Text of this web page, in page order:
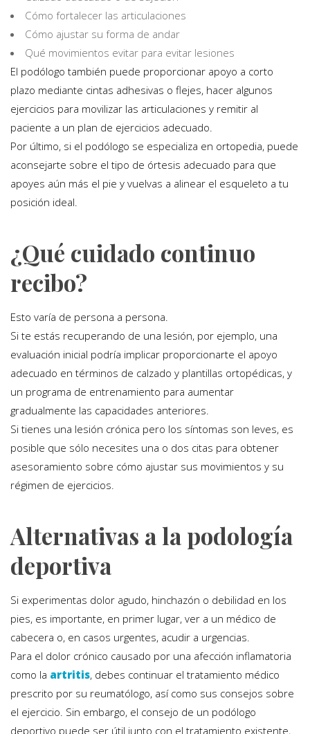
Cómo fortalecer las articulaciones
Cómo ajustar su forma de andar
Qué movimientos evitar para evitar lesiones
El podólogo también puede proporcionar apoyo a corto
plazo mediante cintas adhesivas o flejes, hacer algunos
ejercicios para movilizar las articulaciones y remitir al
paciente a un plan de ejercicios adecuado.
Por último, si el podólogo se especializa en ortopedia, puede
aconsejarte sobre el tipo de órtesis adecuado para que
apoyes aún más el pie y vuelvas a alinear el esqueleto a tu
posición ideal.
¿Qué cuidado continuo
recibo?
Esto varía de persona a persona.
Si te estás recuperando de una lesión, por ejemplo, una
evaluación inicial podría implicar proporcionarte el apoyo
adecuado en términos de calzado y plantillas ortopédicas, y
un programa de entrenamiento para aumentar
gradualmente las capacidades anteriores.
Si tienes una lesión crónica pero los síntomas son leves, es
posible que sólo necesites una o dos citas para obtener
asesoramiento sobre cómo ajustar sus movimientos y su
régimen de ejercicios.
Alternativas a la podología
deportiva
Si experimentas dolor agudo, hinchazón o debilidad en los
pies, es importante, en primer lugar, ver a un médico de
cabecera o, en casos urgentes, acudir a urgencias.
Para el dolor crónico causado por una afección inflamatoria
como la artritis, debes continuar el tratamiento médico
prescrito por su reumatólogo, así como sus consejos sobre
el ejercicio. Sin embargo, el consejo de un podólogo
deportivo puede ser útil junto con el tratamiento existente,